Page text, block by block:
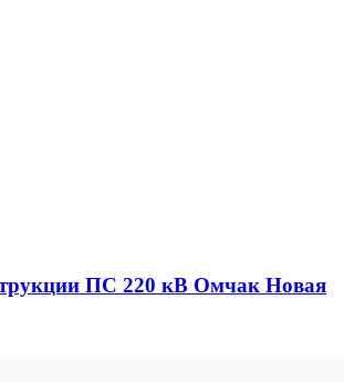
ПС 220 кВ Омчак Новая